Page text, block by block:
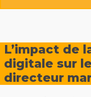
L’impact de
digitale sur
directeur